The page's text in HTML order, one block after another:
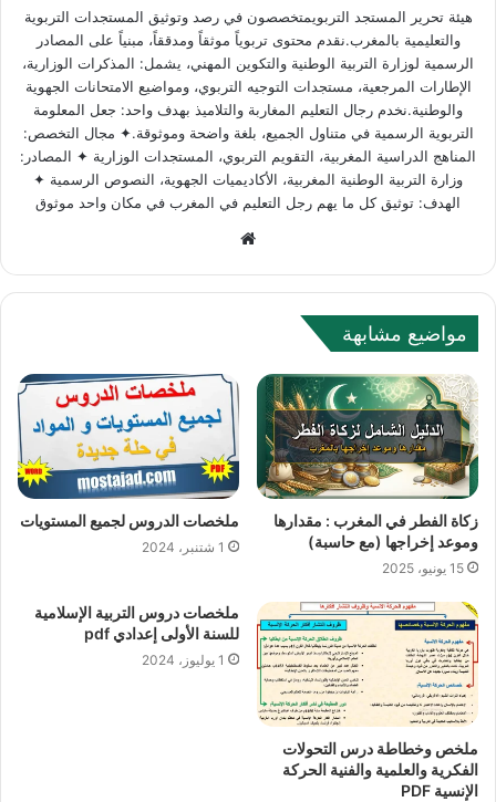
هيئة تحرير المستجد التربويمتخصصون في رصد وتوثيق المستجدات التربوية
والتعليمية بالمغرب.نقدم محتوى تربوياً موثقاً ومدققاً، مبنياً على المصادر
الرسمية لوزارة التربية الوطنية والتكوين المهني، يشمل: المذكرات الوزارية،
الإطارات المرجعية، مستجدات التوجيه التربوي، ومواضيع الامتحانات الجهوية
والوطنية.نخدم رجال التعليم المغاربة والتلاميذ بهدف واحد: جعل المعلومة
التربوية الرسمية في متناول الجميع، بلغة واضحة وموثوقة.✦ مجال التخصص:
المناهج الدراسية المغربية، التقويم التربوي، المستجدات الوزارية ✦ المصادر:
وزارة التربية الوطنية المغربية، الأكاديميات الجهوية، النصوص الرسمية ✦
الهدف: توثيق كل ما يهم رجل التعليم في المغرب في مكان واحد موثوق
مواضيع مشابهة
زكاة الفطر في المغرب : مقدارها
وموعد إخراجها (مع حاسبة)
15 يونيو، 2025
ملخصات الدروس لجميع المستويات
1 شتنبر، 2024
ملخص وخطاطة درس التحولات
الفكرية والعلمية والفنية الحركة
الإنسية PDF
ملخصات دروس التربية الإسلامية
للسنة الأولى إعدادي pdf
1 يوليوز، 2024